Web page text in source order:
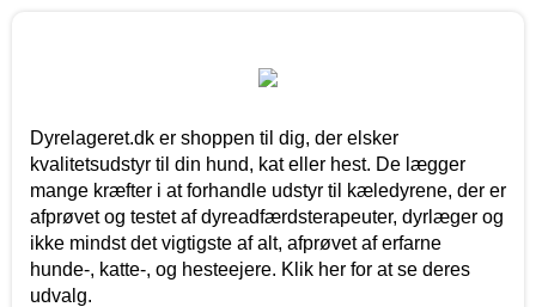
Dyrelageret.dk er shoppen til dig, der elsker
kvalitetsudstyr til din hund, kat eller hest. De lægger
mange kræfter i at forhandle udstyr til kæledyrene, der er
afprøvet og testet af dyreadfærdsterapeuter, dyrlæger og
ikke mindst det vigtigste af alt, afprøvet af erfarne
hunde-, katte-, og hesteejere. Klik her for at se deres
udvalg.